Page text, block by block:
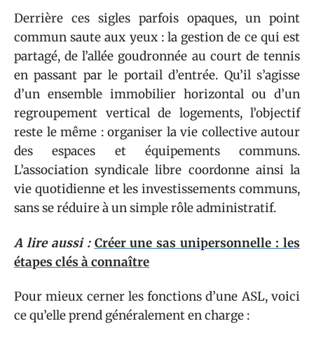
Derrière ces sigles parfois opaques, un point
commun saute aux yeux : la gestion de ce qui est
partagé, de l’allée goudronnée au court de tennis
en passant par le portail d’entrée. Qu’il s’agisse
d’un ensemble immobilier horizontal ou d’un
regroupement vertical de logements, l’objectif
reste le même : organiser la vie collective autour
des espaces et équipements communs.
L’association syndicale libre coordonne ainsi la
vie quotidienne et les investissements communs,
sans se réduire à un simple rôle administratif.
A lire aussi : Créer une sas unipersonnelle : les
étapes clés à connaître
Pour mieux cerner les fonctions d’une ASL, voici
ce qu’elle prend généralement en charge :